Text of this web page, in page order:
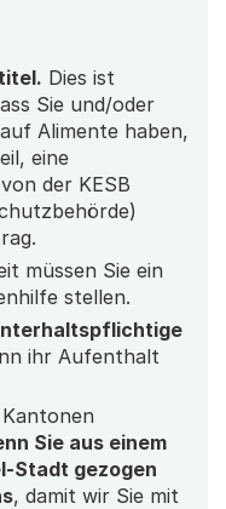
Dies ist
Sie und/oder
Alimente haben,
eine
der KESB
müssen Sie ein
stellen.
ihr Aufenthalt
Sie aus einem
Stadt gezogen
, damit wir Sie mit